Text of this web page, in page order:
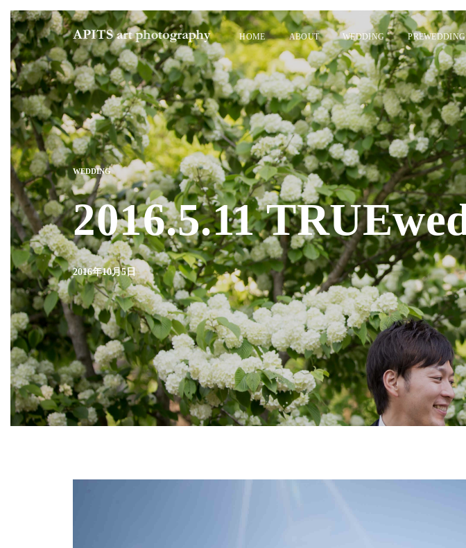
HOME ABOUT WEDDING PREWEDDING
WEDDING
2016.5.11
2016年10月5日